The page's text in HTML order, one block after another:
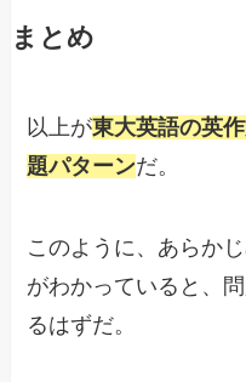
まとめ
以上が東大英語の英
題パターンだ。
このように、あらか
がわかっていると、
るはずだ。